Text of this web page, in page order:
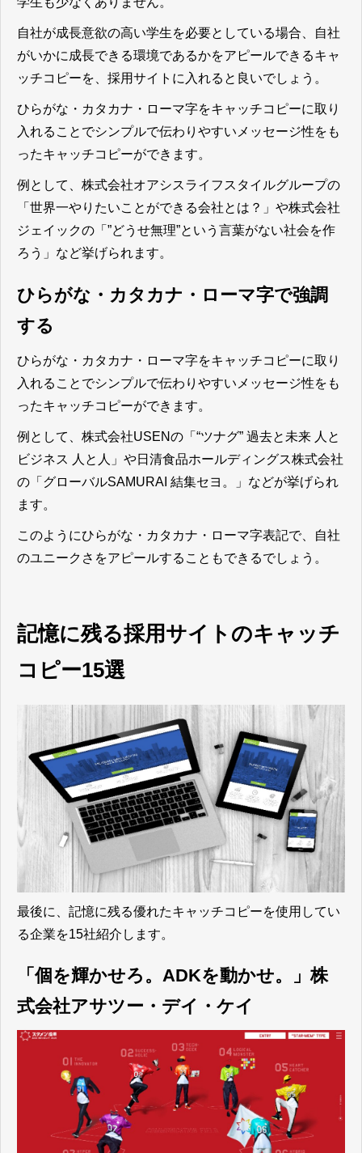
自社が成長意欲の高い学生を必要としている場合、自社
がいかに成長できる環境であるかをアピールできるキャ
ッチコピーを、採用サイトに入れると良いでしょう。
ひらがな・カタカナ・ローマ字をキャッチコピーに取り
入れることでシンプルで伝わりやすいメッセージ性をも
ったキャッチコピーができます。
例として、 株式会社オアシスライフスタイルグループの
「世界一やりたいことができる会社とは？」や株式会社
ジェイックの「”どうせ無理”という言葉がない社会を作
ろう」など挙げられます。
ひらがな・カタカナ・ローマ字で強調
する
ひらがな・カタカナ・ローマ字をキャッチコピーに取り
入れることでシンプルで伝わりやすいメッセージ性をも
ったキャッチコピーができます。
例として、 株式会社USENの「“ツナグ” 過去と未来 人と
ビジネス 人と人」や日清食品ホールディングス株式会社
の「グローバルSAMURAI 結集セヨ。」などが挙げられ
ます。
このようにひらがな・カタカナ・ローマ字表記で、自社
のユニークさをアピールすることもできるでしょう。
記憶に残る採用サイトのキャッチ
コピー15選
最後に、記憶に残る優れたキャッチコピーを使用してい
る企業を15社紹介します。
「個を輝かせろ。ADKを動かせ。」株
式会社アサツー・デイ・ケイ